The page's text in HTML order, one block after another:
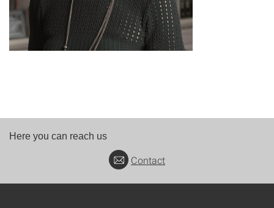
Here you can reach us
Contact